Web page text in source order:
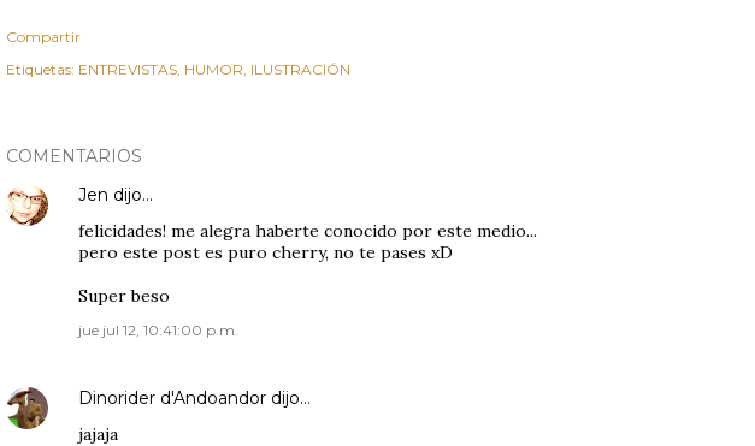
Compartir
Etiquetas: ENTREVISTAS HUMOR ILUSTRACIÓN
COMENTARIOS
Jen dijo…
felicidades! me alegra haberte conocido por este medio...
pero este post es puro cherry, no te pases xD
Super beso
jue jul 12, 10:41:00 p.m.
Dinorider d'Andoandor dijo…
jajaja